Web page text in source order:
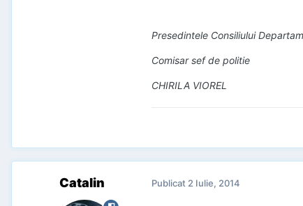
Presedintele Consiliului
Comisar sef de politie
CHIRILA VIOREL
Catalin Publicat 2 Iulie, 2014